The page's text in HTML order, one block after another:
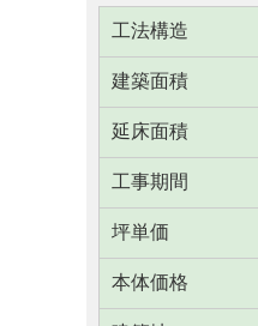
工法構造
建築面積
延床面積
工事期間
坪単価
本体価格